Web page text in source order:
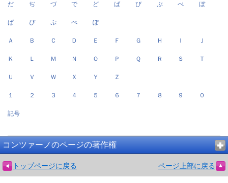
だ ぢ づ で ど ば び ぶ べ ぼ
ぱ ぴ ぷ ぺ ぽ
Ａ Ｂ Ｃ Ｄ Ｅ Ｆ Ｇ Ｈ Ｉ Ｊ
Ｋ Ｌ Ｍ Ｎ Ｏ Ｐ Ｑ Ｒ Ｓ Ｔ
Ｕ Ｖ Ｗ Ｘ Ｙ Ｚ
１ ２ ３ ４ ５ ６ ７ ８ ９ ０
記号
コンツァーノのページの著作権
トップページに戻る ページ上部に戻る